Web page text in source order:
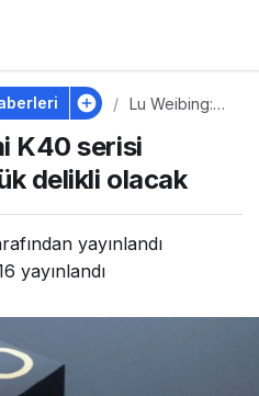
Lu Weibing:
serisi
dünyadaki en
küçük delikli
K40 serisi
delikli olacak
yayınlandı
yayınlandı